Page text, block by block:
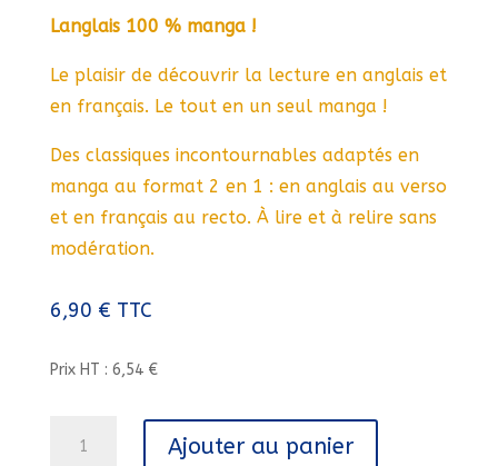
Langlais 100 % manga !
Le plaisir de découvrir la lecture en anglais et
en français. Le tout en un seul manga !
Des classiques incontournables adaptés en
manga au format 2 en 1 : en anglais au verso
et en français au recto. À lire et à relire sans
modération.
6,90 € TTC
Prix HT : 6,54 €
Ajouter au panier